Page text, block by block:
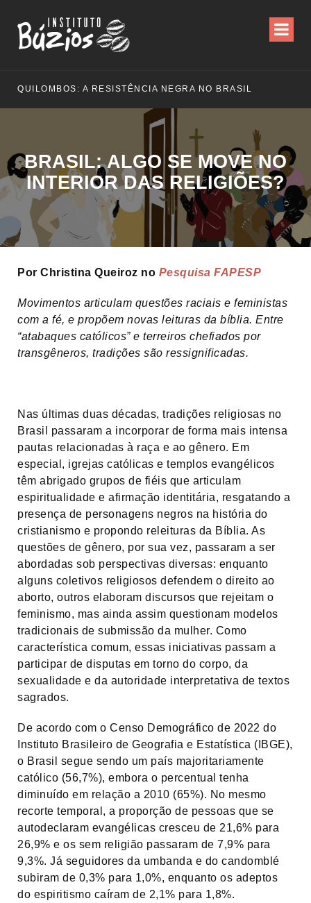
QUILOMBOS: A RESISTÊNCIA NEGRA NO BRASIL
BRASIL: ALGO SE MOVE NO
INTERIOR DAS RELIGIÕES?
Por Christina Queiroz no Pesquisa FAPESP
Movimentos articulam questões raciais e feministas
com a fé, e propõem novas leituras da bíblia. Entre
“atabaques católicos” e terreiros chefiados por
transgêneros, tradições são ressignificadas.
Nas últimas duas décadas, tradições religiosas no
Brasil passaram a incorporar de forma mais intensa
pautas relacionadas à raça e ao gênero. Em
especial, igrejas católicas e templos evangélicos
têm abrigado grupos de fiéis que articulam
espiritualidade e afirmação identitária, resgatando a
presença de personagens negros na história do
cristianismo e propondo releituras da Bíblia. As
questões de gênero, por sua vez, passaram a ser
abordadas sob perspectivas diversas: enquanto
alguns coletivos religiosos defendem o direito ao
aborto, outros elaboram discursos que rejeitam o
feminismo, mas ainda assim questionam modelos
tradicionais de submissão da mulher. Como
característica comum, essas iniciativas passam a
participar de disputas em torno do corpo, da
sexualidade e da autoridade interpretativa de textos
sagrados.
De acordo com o Censo Demográfico de 2022 do
Instituto Brasileiro de Geografia e Estatística (IBGE),
o Brasil segue sendo um país majoritariamente
católico (56,7%), embora o percentual tenha
diminuído em relação a 2010 (65%). No mesmo
recorte temporal, a proporção de pessoas que se
autodeclaram evangélicas cresceu de 21,6% para
26,9% e os sem religião passaram de 7,9% para
9,3%. Já seguidores da umbanda e do candomblé
subiram de 0,3% para 1,0%, enquanto os adeptos
do espiritismo caíram de 2,1% para 1,8%.